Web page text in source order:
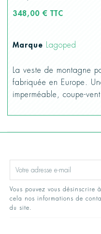
348,00 € TTC
Marque Lagoped
La veste de montagne
fabriquée en Europe.
imperméable, coupe-
Vous pouvez vous désinscrire
cela nos informations de
du site.